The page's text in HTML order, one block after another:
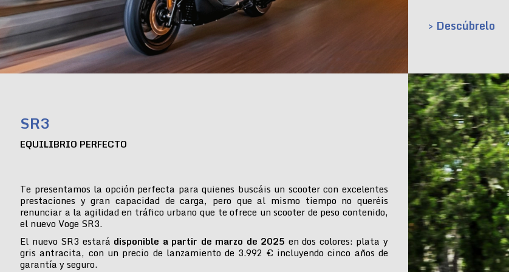
> Descúbrelo
SR3
EQUILIBRIO PERFECTO
Te presentamos la opción perfecta para quienes buscáis un scooter con excelentes
prestaciones y gran capacidad de carga, pero que al mismo tiempo no queréis
renunciar a la agilidad en tráfico urbano que te ofrece un scooter de peso contenido,
el nuevo Voge SR3.
El nuevo SR3 estará disponible a partir de marzo de 2025 en dos colores: plata y
gris antracita, con un precio de lanzamiento de 3.992 € incluyendo cinco años de
garantía y seguro.